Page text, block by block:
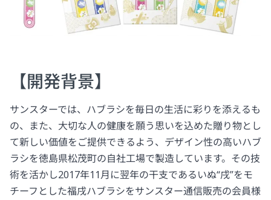
【開発背景】
サンスターでは、ハブラシを毎日の生活に彩りを添えるも
の、また、大切な人の健康を願う思いを込めた贈り物とし
て新しい価値をご提供できるよう、デザイン性の高いハブ
ラシを徳島県松茂町の自社工場で製造しています。その技
術を活かし2017年11月に翌年の干支であるいぬ“戌”をモ
チーフとした福戌ハブラシをサンスター通信販売の会員様